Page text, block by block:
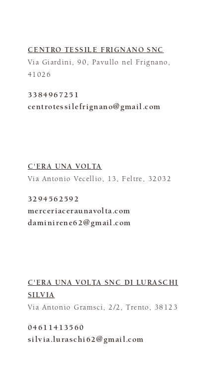
CENTRO TESSILE FRIGNANO SNC
Via Giardini, 90, Pavullo nel Frignano,
41026
3384967251
centrotessilefrignano@gmail.com
C'ERA UNA VOLTA
Via Antonio Vecellio, 13, Feltre, 32032
3294562592
merceriaceraunavolta.com
daminirene62@gmail.com
C'ERA UNA VOLTA SNC DI LURASCHI
SILVIA
Via Antonio Gramsci, 2/2, Trento, 38123
04611413560
silvia.luraschi62@gmail.com